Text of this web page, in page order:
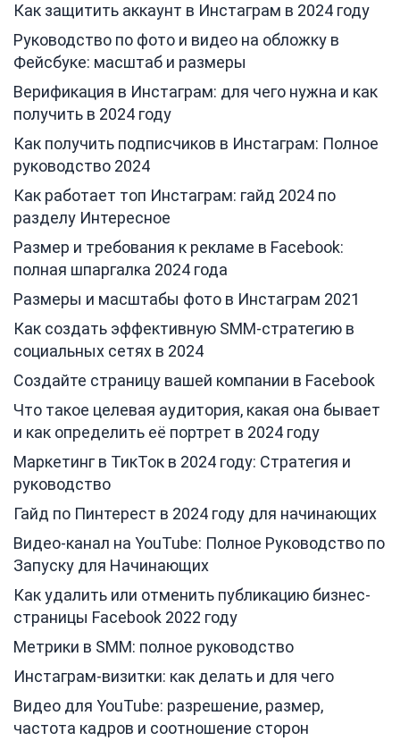
Как защитить аккаунт в Инстаграм в 2024 году
Руководство по фото и видео на обложку в
Фейсбуке: масштаб и размеры
Верификация в Инстаграм: для чего нужна и как
получить в 2024 году
Как получить подписчиков в Инстаграм: Полное
руководство 2024
Как работает топ Инстаграм: гайд 2024 по
разделу Интересное
Размер и требования к рекламе в Facebook:
полная шпаргалка 2024 года
Размеры и масштабы фото в Инстаграм 2021
Как создать эффективную SMM-стратегию в
социальных сетях в 2024
Создайте страницу вашей компании в Facebook
Что такое целевая аудитория, какая она бывает
и как определить её портрет в 2024 году
Маркетинг в ТикТок в 2024 году: Стратегия и
руководство
Гайд по Пинтерест в 2024 году для начинающих
Видео-канал на YouTube: Полное Руководство по
Запуску для Начинающих
Как удалить или отменить публикацию бизнес-
страницы Facebook 2022 году
Метрики в SMM: полное руководство
Инстаграм-визитки: как делать и для чего
Видео для YouTube: разрешение, размер,
частота кадров и соотношение сторон